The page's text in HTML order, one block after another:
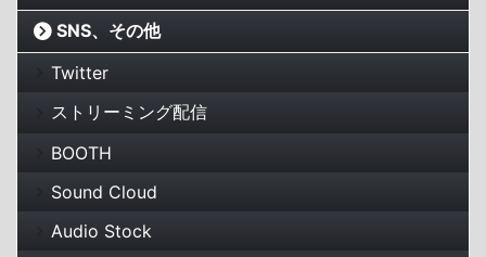
SNS、その他
Twitter
ストリーミング配信
BOOTH
Sound Cloud
Audio Stock